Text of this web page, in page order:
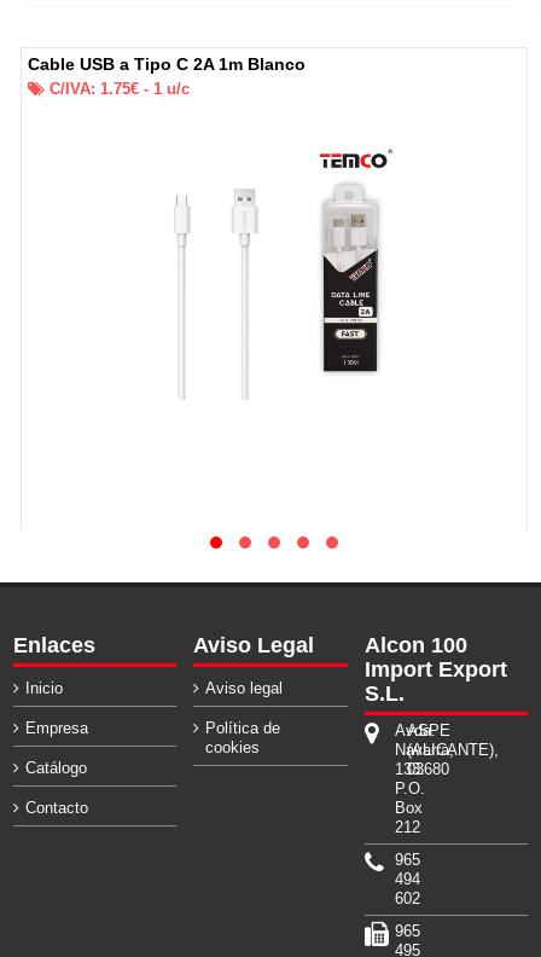
Cable USB a Tipo C 2A 1m Blanco
C/IVA: 1.75€ - 1u/c
Enlaces
Inicio
Empresa
Catálogo
Contacto
Aviso Legal
Aviso legal
Política de
cookies
Alcon 100
Import Export
S.L.
Avda.
Navarra,
133.
P.O.
Box
212
ASPE
(ALICANTE),
03680
965
494
602
965
495